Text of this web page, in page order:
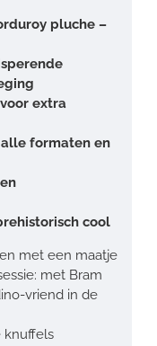
pluche –
extra
formaten en
cool
met een maatje
met Bram
vriend in de
knuffels